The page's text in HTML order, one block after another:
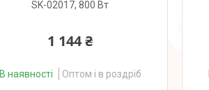
SK-02017, 800 Вт
1 144 ₴
В наявності Оптом і в роздріб